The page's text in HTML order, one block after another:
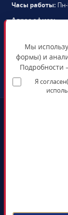
Часы работы:
Адрес офиса:
Семёновская
Схема проезда →
Электронный
Мы
формы) и
Подробности
Я